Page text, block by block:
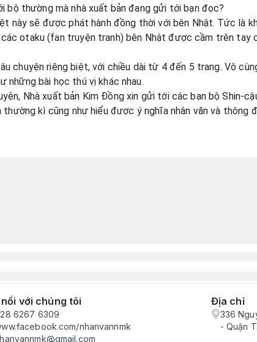
bộ thường mà nhà xuất bản đang gửi tới bạn đọc?
này sẽ được phát hành đồng thời với bên Nhật. Tức là
otaku (fan truyện tranh) bên Nhật được cầm trên tay
chuyện riêng biệt, với chiều dài từ 4 đến 5 trang. Vô
những bài học thú vị khác nhau.
Nhà xuất bản Kim Đồng xin gửi tới các bạn bộ Shin-
kì cũng như hiểu được ý nghĩa nhân văn và thông
với chúng tôi
6267 6309
nhanvannmk
Địa chỉ
336
- Quận